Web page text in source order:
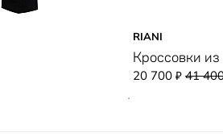
RIANI
Кроссовки
20 700 ₽ 41